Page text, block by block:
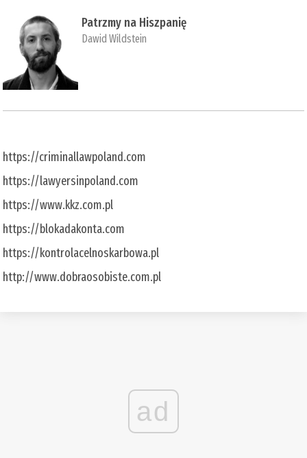
Patrzmy na Hiszpanię
Dawid Wildstein
https://criminallawpoland.com
https://lawyersinpoland.com
https://www.kkz.com.pl
https://blokadakonta.com
https://kontrolacelnoskarbowa.pl
http://www.dobraosobiste.com.pl
ad